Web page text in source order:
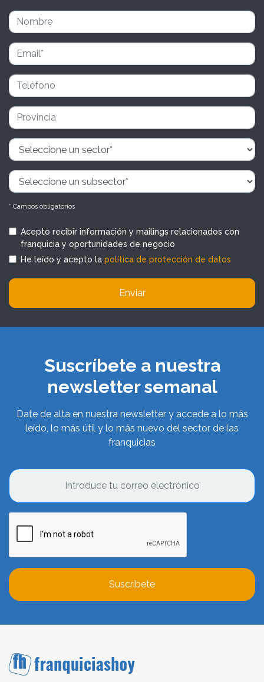
* Campos obligatorios
Acepto recibir información y mailings relacionados con
franquicia y oportunidades de negocio
He leído y acepto la política de protección de datos
Enviar
Suscríbete a nuestra
newsletter semanal
Date de alta en nuestra newsletter y accede a lo más
leído, lo más útil y lo más nuevo del sector de las
franquicias
Suscríbete